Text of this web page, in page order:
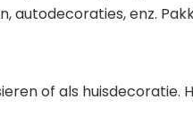
autodecoraties, enz.
of als